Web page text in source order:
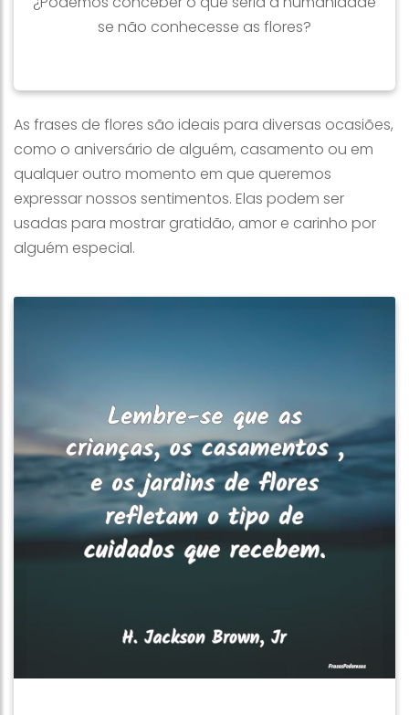
se não conhecesse as flores?
As frases de flores são ideais para diversas ocasiões,
como o aniversário de alguém, casamento ou em
qualquer outro momento em que queremos
expressar nossos sentimentos. Elas podem ser
usadas para mostrar gratidão, amor e carinho por
alguém especial.